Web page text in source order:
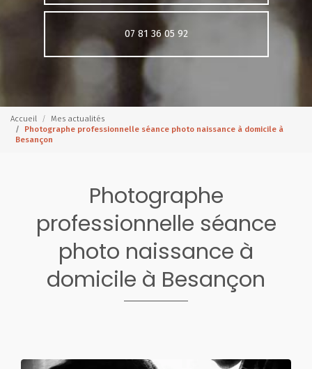
07 81 36 05 92
Accueil
Mes actualités
Photographe professionnelle séance photo naissance à domicile à
Besançon
Photographe
professionnelle séance
photo naissance à
domicile à Besançon